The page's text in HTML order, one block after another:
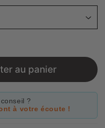
au panier
?
à votre écoute !